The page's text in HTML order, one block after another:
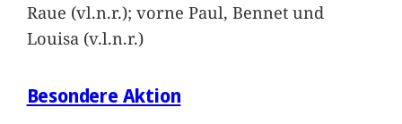
Raue (vl.n.r.); vorne Paul, Bennet und
Louisa (v.l.n.r.)
Besondere Aktion